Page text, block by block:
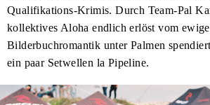
Qualifikations-Krimis. Durch Team-Pal
kollektives Aloha endlich erlöst vom
Bilderbuchromantik unter Palmen
ein paar Setwellen la Pipeline.